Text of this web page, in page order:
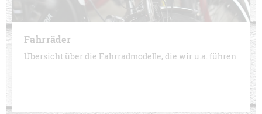
Fahrräder
Übersicht über die Fahrradmodelle, die wir u.a. führen